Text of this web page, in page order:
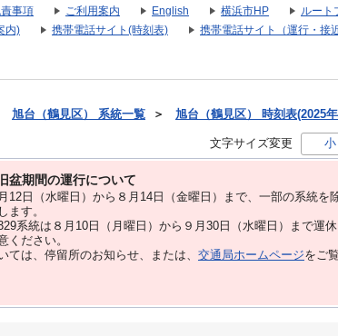
事項 ご利用案内 English 横浜市HP ルート
内)
携帯電話サイト(時刻表) 携帯電話サイト（運行・接
旭台（鶴見区） 系統一覧 ＞ 旭台（鶴見区） 時刻表(2025
文字サイズ変更 小
盆期間の運行について
12⽇（水曜日）から８⽉14⽇（金曜日）まで、⼀部の系統を
ます。
系統は８月10日（月曜日）から９月30日（水曜日）まで運休
ださい。
ては、停留所のお知らせ、または、 交通局ホームページをご